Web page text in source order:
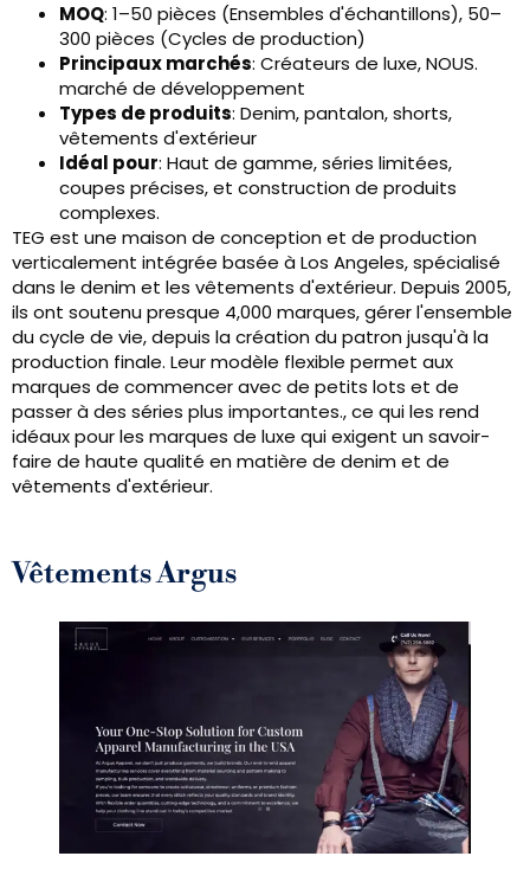
MOQ: 1–50 pièces (Ensembles d'échantillons), 50–
300 pièces (Cycles de production)
Principaux marchés: Créateurs de luxe, NOUS.
marché de développement
Types de produits: Denim, pantalon, shorts,
vêtements d'extérieur
Idéal pour: Haut de gamme, séries limitées,
coupes précises, et construction de produits
complexes.
TEG est une maison de conception et de production
verticalement intégrée basée à Los Angeles, spécialisé
dans le denim et les vêtements d'extérieur. Depuis 2005,
ils ont soutenu presque 4,000 marques, gérer l'ensemble
du cycle de vie, depuis la création du patron jusqu'à la
production finale. Leur modèle flexible permet aux
marques de commencer avec de petits lots et de
passer à des séries plus importantes., ce qui les rend
idéaux pour les marques de luxe qui exigent un savoir-
faire de haute qualité en matière de denim et de
vêtements d'extérieur.
Vêtements Argus